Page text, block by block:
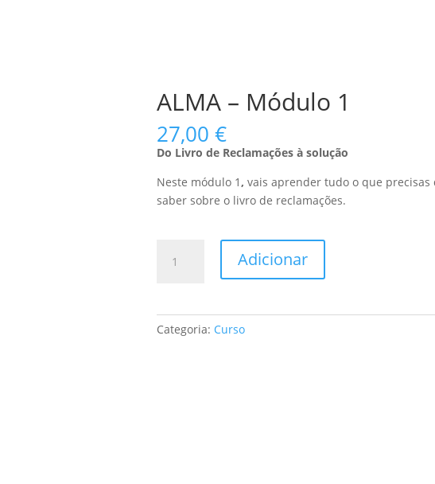
ALMA – Módulo 1
27,00€
Do Livro de Reclamações à solução
Neste módulo 1 ,vais aprender tudo o que precisas
saber sobre o livro de reclamações.
Adicionar
Categoria: Curso